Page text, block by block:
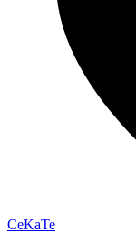
CeKaTe